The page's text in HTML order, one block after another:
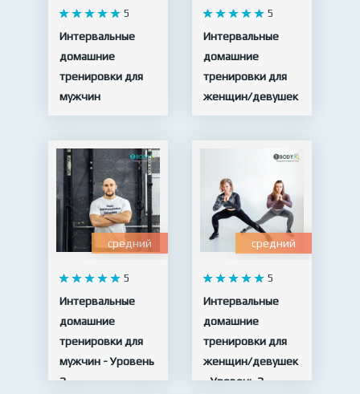
5
Интервальные
домашние
тренировки для
мужчин
5
Интервальные
домашние
тренировки для
женщин/девушек
средний
5
Интервальные
домашние
тренировки для
мужчин - Уровень
2
средний
5
Интервальные
домашние
тренировки для
женщин/девушек
- Уровень 2